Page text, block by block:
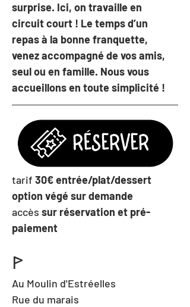
surprise. Ici, on travaille en
circuit court ! Le temps d’un
repas à la bonne franquette,
venez accompagné de vos amis,
seul ou en famille. Nous vous
accueillons en toute simplicité !
tarif 30€ entrée/plat/dessert
option végé sur demande
accès sur réservation et pré-
paiement
ꚰ
Au Moulin d'Estréelles
Rue du marais